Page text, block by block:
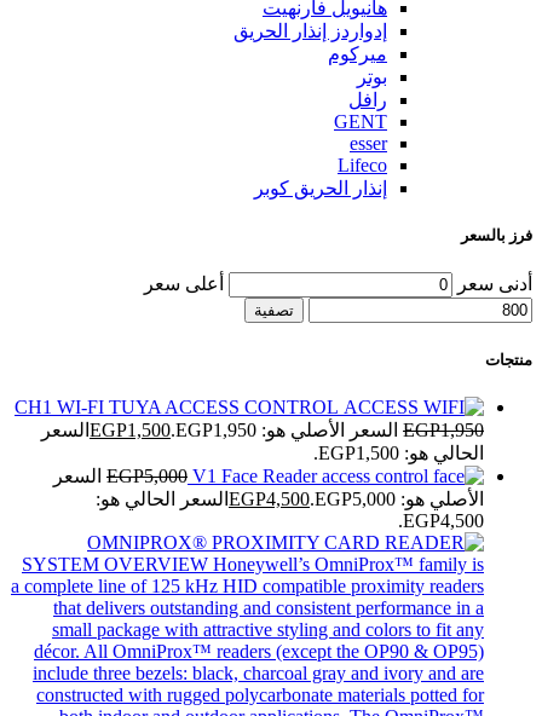
هانيويل فارنهيت
إدواردز إنذار الحريق
ميركوم
بوتر
رافل
GENT
esser
Lifeco
إنذار الحريق كوبر
فرز بالسعر
أدنى سعر أعلى سعر
تصفية
منتجات
CH1 WI-FI TUYA ACCESS CONTROL
EGP1,950 السعر الأصلي هو: EGP1,950. EGP1,500
السعر
الحالي هو: EGP1,500.
V1 Face Reader
EGP5,000
السعر
الأصلي هو: EGP5,000.
EGP4,500
السعر الحالي هو:
EGP4,500.